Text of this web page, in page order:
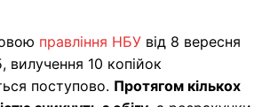
правління НБУ від 8 вересня
10 копійок
поступово. Протягом кількох